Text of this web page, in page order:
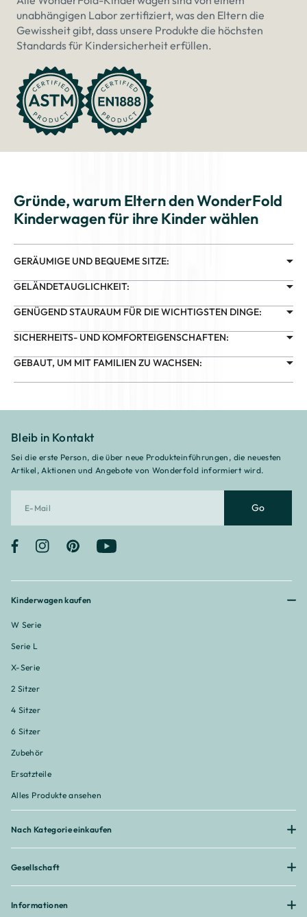
unabhängigen Labor zertifiziert, was den Eltern die
Gewissheit gibt, dass unsere Produkte die höchsten
Standards für Kindersicherheit erfüllen.
Gründe, warum Eltern den WonderFold
Kinderwagen für ihre Kinder wählen
GERÄUMIGE UND BEQUEME SITZE:
GELÄNDETAUGLICHKEIT:
GENÜGEND STAURAUM FÜR DIE WICHTIGSTEN DINGE:
SICHERHEITS- UND KOMFORTEIGENSCHAFTEN:
GEBAUT, UM MIT FAMILIEN ZU WACHSEN:
Kinderwagen kaufen
W Serie
Serie L
X-Serie
2 Sitzer
4 Sitzer
6 Sitzer
Zubehör
Ersatzteile
Alles Produkte ansehen
Nach Kategorie einkaufen
Gesellschaft
Informationen
Bleib in Kontakt
Sei die erste Person, die über neue Produkteinführungen, die neuesten
Artikel, Aktionen und Angebote von Wonderfold informiert wird.
Go
FacebookInstagramPinterest YouTube